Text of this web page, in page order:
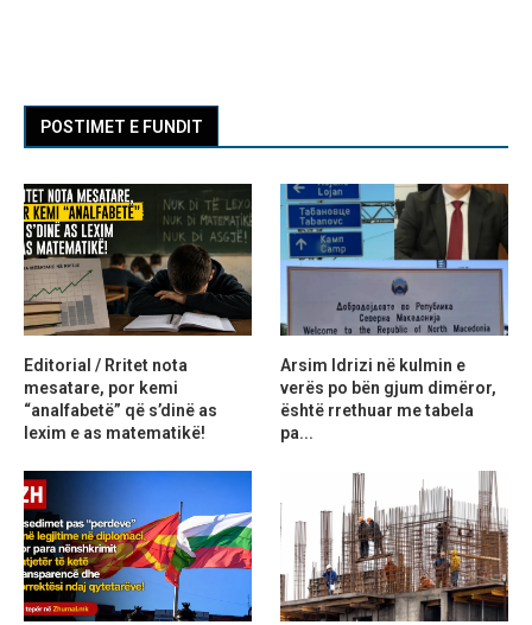
POSTIMET E FUNDIT
Editorial / Rritet nota
mesatare, por kemi
“analfabetë” që s’dinë as
lexim e as matematikë!
Arsim Idrizi në kulmin e
verës po bën gjum dimëror,
është rrethuar me tabela
pa...